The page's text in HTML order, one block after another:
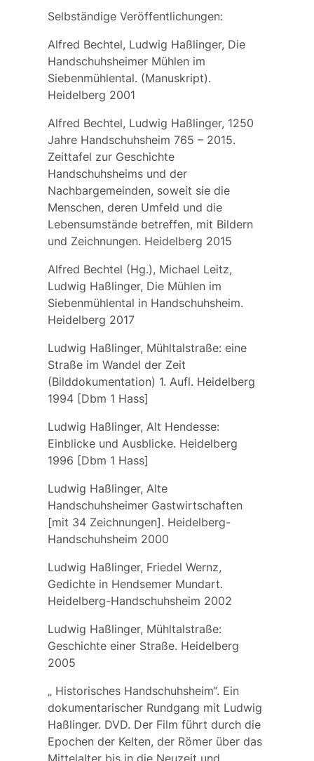
Selbständige Veröffentlichungen:
Alfred Bechtel, Ludwig Haßlinger, Die
Handschuhsheimer Mühlen im
Siebenmühlental. (Manuskript).
Heidelberg 2001
Alfred Bechtel, Ludwig Haßlinger, 1250
Jahre Handschuhsheim 765 – 2015.
Zeittafel zur Geschichte
Handschuhsheims und der
Nachbargemeinden, soweit sie die
Menschen, deren Umfeld und die
Lebensumstände betreffen, mit Bildern
und Zeichnungen. Heidelberg 2015
Alfred Bechtel (Hg.), Michael Leitz,
Ludwig Haßlinger, Die Mühlen im
Siebenmühlental in Handschuhsheim.
Heidelberg 2017
Ludwig Haßlinger, Mühltalstraße: eine
Straße im Wandel der Zeit
(Bilddokumentation) 1. Aufl. Heidelberg
1994 [Dbm 1 Hass]
Ludwig Haßlinger, Alt Hendesse:
Einblicke und Ausblicke. Heidelberg
1996 [Dbm 1 Hass]
Ludwig Haßlinger, Alte
Handschuhsheimer Gastwirtschaften
[mit 34 Zeichnungen]. Heidelberg-
Handschuhsheim 2000
Ludwig Haßlinger, Friedel Wernz,
Gedichte in Hendsemer Mundart.
Heidelberg-Handschuhsheim 2002
Ludwig Haßlinger, Mühltalstraße:
Geschichte einer Straße. Heidelberg
2005
„ Historisches Handschuhsheim“. Ein
dokumentarischer Rundgang mit Ludwig
Haßlinger. DVD. Der Film führt durch die
Epochen der Kelten, der Römer über das